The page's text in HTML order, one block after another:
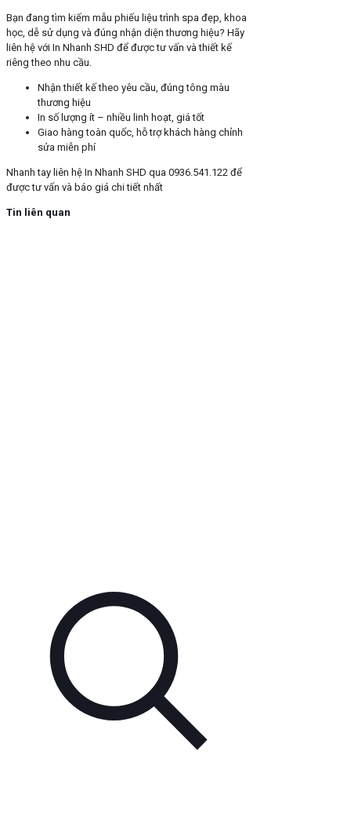
Bạn đang tìm kiếm mẫu phiếu liệu trình spa đẹp, khoa
học, dễ sử dụng và đúng nhận diện thương hiệu? Hãy
liên hệ với In Nhanh SHD để được tư vấn và thiết kế
riêng theo nhu cầu.
Nhận thiết kế theo yêu cầu, đúng tông màu
thương hiệu
In số lượng ít – nhiều linh hoạt, giá tốt
Giao hàng toàn quốc, hỗ trợ khách hàng chỉnh
sửa miễn phí
Nhanh tay liên hệ In Nhanh SHD qua 0936.541.122 để
được tư vấn và báo giá chi tiết nhất
Tin liên quan